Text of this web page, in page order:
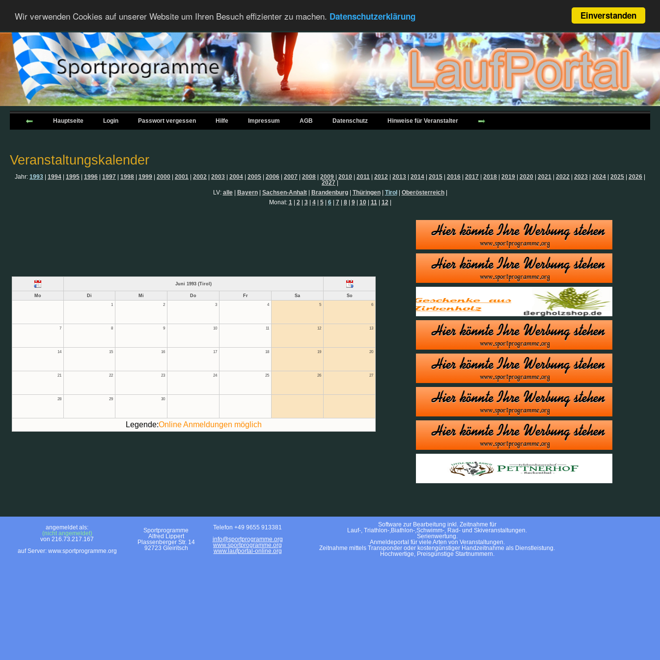
Einverstanden
Wir verwenden Cookies auf unserer Website um Ihren Besuch effizienter zu machen. Datenschutzerklärung
Hauptseite Login Passwort vergessen Hilfe Impressum AGB Datenschutz Hinweise für Veranstalter
Veranstaltungskalender
Jahr: 1993 1994 1995 1996 1997 1998 1999 2000 2001 2002 2003 2004 2005 2006 2007 2008 2009 2010 2011 2012 2013 2014 2015 2016 2017 2018 2019 2020 2021 2022 2023 2024 2025 2026
2027
LV: alle| Bayern| Sachsen-Anhalt| Brandenburg| Thüringen| Tirol Oberösterreich|
Monat: 1 2 3| 4| 5| 6| 7 8| 9| 10| 11 12
Juni 1993 (Tirol)
Mo Di Mi Do Fr Sa So
1 2 3 4 5 6
7 8 9 10 11 12 13
14 15 16 17 18 19 20
21 22 23 24 25 26 27
28 29 30
Legende:Online Anmeldungen möglich
angemeldet als:
(nicht angemeldet)
von 216.73.217.167
auf Server: www.sportprogramme.org
Sportprogramme
Alfred Lippert
Plassenberger Str. 14
92723 Gleiritsch
Telefon +49 9655 913381
info@sportprogramme.org
www.sportprogramme.org
www.laufportal-online.org
Software zur Bearbeitung inkl. Zeitnahme für
Lauf-, Triathlon-,Biathlon-,Schwimm-, Rad- und Skiveranstaltungen.
Serienwertung.
Anmeldeportal für viele Arten von Veranstaltungen.
Zeitnahme mittels Transponder oder kostengünstiger Handzeitnahme als Dienstleistung.
Hochwertige, Preisgünstige Startnummern.